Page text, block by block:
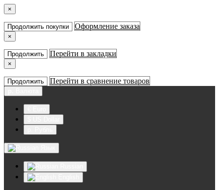
×
Продолжить покупки Оформление заказа
×
Продолжить Перейти в закладки
×
Продолжить Перейти в сравнение товаров